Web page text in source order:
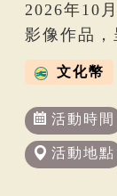
2026年10
影像作品
文化幣
活動時間
活動地點